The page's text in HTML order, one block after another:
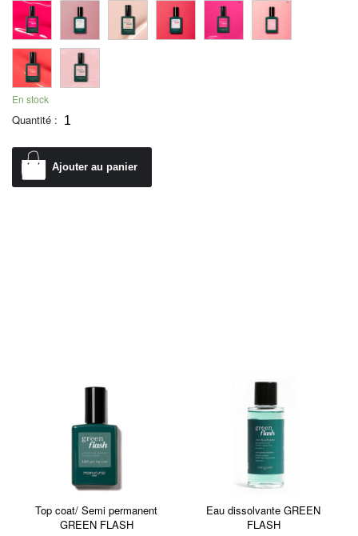
En stock
Quantité :
Ajouter au panier
Top coat/ Semi permanent
GREEN FLASH
Eau dissolvante GREEN
FLASH